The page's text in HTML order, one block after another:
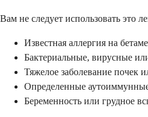
Вам не следует использовать это
Известная аллергия на
Бактериальные, вирусные
Тяжелое заболевание почек
Определенные
Беременность или грудное